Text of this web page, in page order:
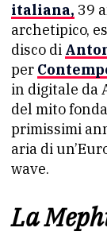
italiana, 39
archetipico,
disco di
per
in digitale da
del mito
primissimi
aria di
wave.
La